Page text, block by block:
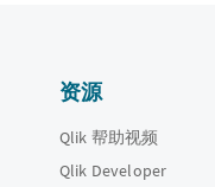
资源
Qlik 帮助视频
Qlik Developer